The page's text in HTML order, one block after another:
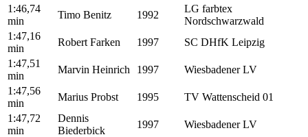
1:46,74
min
Timo Benitz 1992
LG farbtex
Nordschwarzwald
1:47,16
min
Robert Farken 1997
SC DHfK Leipzig
1:47,51
min
Marvin Heinrich 1997
Wiesbadener LV
1:47,56
min
Marius Probst 1995
TV Wattenscheid 01
1:47,72
min
Dennis
Biederbick
1997
Wiesbadener LV